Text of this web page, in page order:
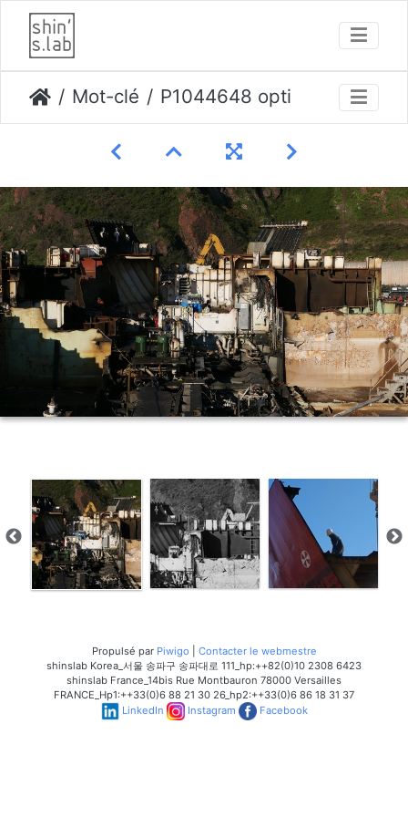
Mot-clé P1044648 opti
Propulsé par Piwigo
Contacter le webmestre
shinslab Korea_서울 송파구 송파대로 111_hp:++82(0)10 2308 6423
shinslab France_14bis Rue Montbauron 78000 Versailles
FRANCE_Hp1:++33(0)6 88 21 30 26_hp2:++33(0)6 86 18 31 37
LinkedIn
Instagram Facebook